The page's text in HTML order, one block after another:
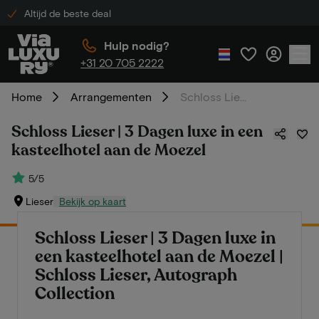
Altijd de beste deal
Hulp nodig?
+31 20 705 2222
Home Arrangementen
Schloss Lieser | 3 Dagen luxe in een
kasteelhotel aan de Moezel
5/5
Lieser Bekijk op kaart
Schloss Lieser | 3 Dagen luxe in
een kasteelhotel aan de Moezel |
Schloss Lieser, Autograph
Collection